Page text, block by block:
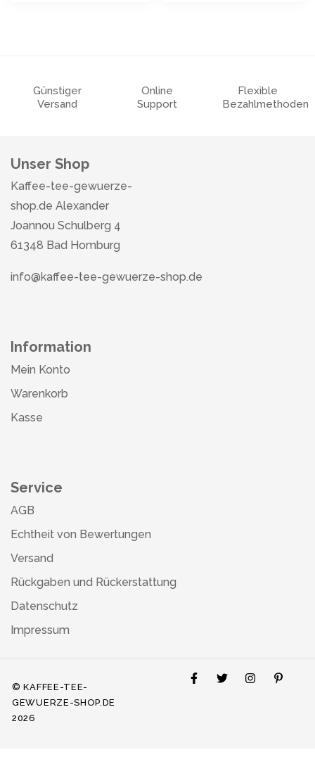
Günstiger
Versand
Online
Support
Flexible
Bezahlmethoden
Unser Shop
Kaffee-tee-gewuerze-
shop.de Alexander
Joannou Schulberg 4
61348 Bad Homburg
info@kaffee-tee-gewuerze-shop.de
Information
Mein Konto
Warenkorb
Kasse
Service
AGB
Echtheit von Bewertungen
Versand
Rückgaben und Rückerstattung
Datenschutz
Impressum
© KAFFEE-TEE-
GEWUERZE-SHOP.DE
2026